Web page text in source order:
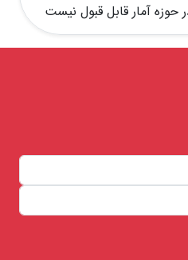
حوزه آمار قابل قبول نیست